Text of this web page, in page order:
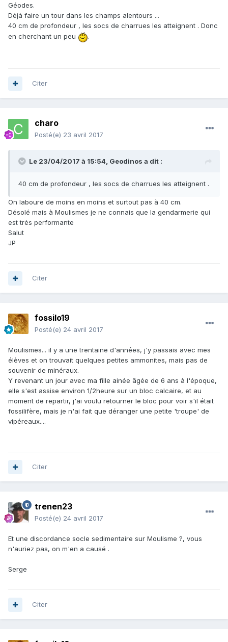
Géodes.
Déjà faire un tour dans les champs alentours ...
40 cm de profondeur , les socs de charrues les atteignent . Donc
en cherchant un peu
.
Citer
charo
Posté(e) 23 avril 2017
Le 23/04/2017 à 15:54, Geodinos a dit :
40 cm de profondeur , les socs de charrues les atteignent .
On laboure de moins en moins et surtout pas à 40 cm.
Désolé mais à Moulismes je ne connais que la gendarmerie qui
est très performante
Salut
JP
Citer
fossilo19
Posté(e) 24 avril 2017
Moulismes... il y a une trentaine d'années, j'y passais avec mes
élèves et on trouvait quelques petites ammonites, mais pas de
souvenir de minéraux.
Y revenant un jour avec ma fille ainée âgée de 6 ans à l'époque,
elle s'est assise environ 1/2heure sur un bloc calcaire, et au
moment de repartir, j'ai voulu retourner le bloc pour voir s'il était
fossilifère, mais je n'ai fait que déranger une petite 'troupe' de
vipéreaux....
Citer
trenen23
Posté(e) 24 avril 2017
Et une discordance socle sedimentaire sur Moulisme ?, vous
n'auriez pas, on m'en a causé .
Serge
Citer